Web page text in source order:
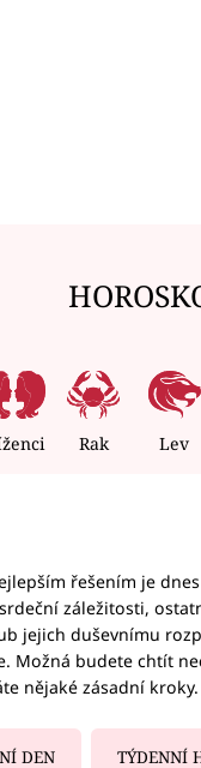
Rak Lev
řešením je
záležitosti,
jejich duševnímu
Možná budete chtít
nějaké zásadní kroky.
DEN TÝDENNÍ